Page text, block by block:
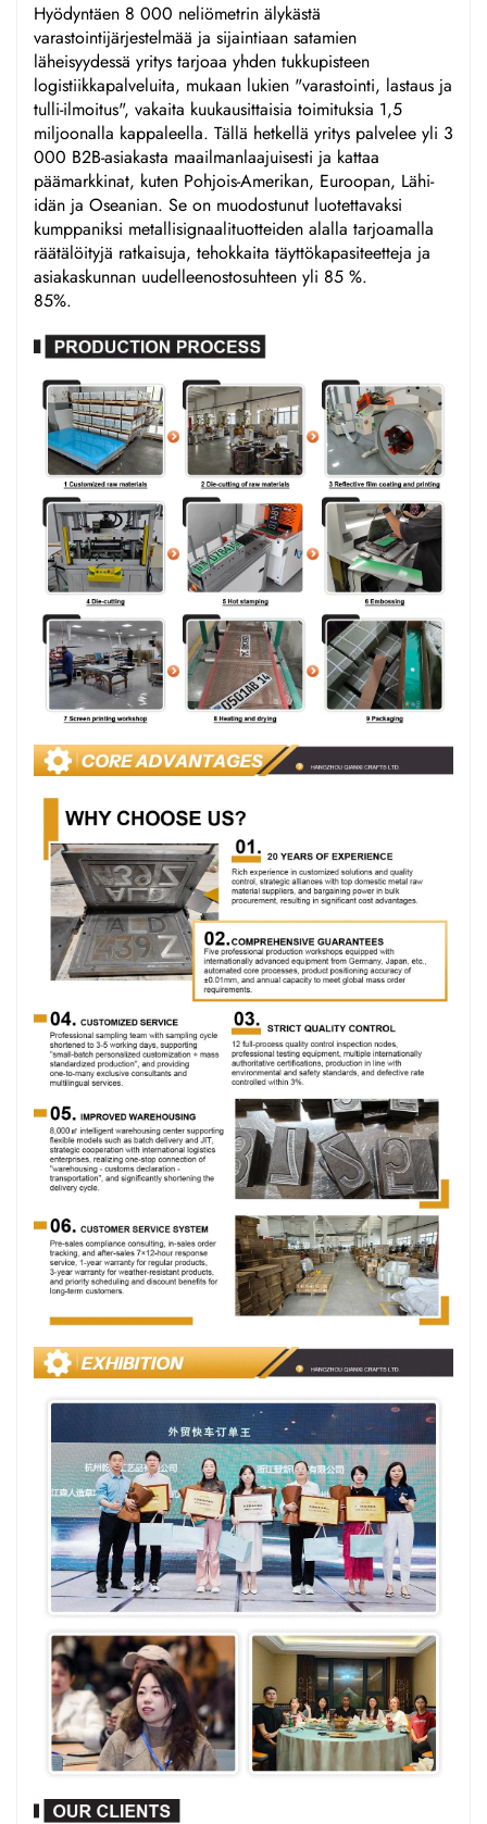
Hyödyntäen 8 000 neliömetrin älykästä
varastointijärjestelmää ja sijaintiaan satamien
läheisyydessä yritys tarjoaa yhden tukkupisteen
logistiikkapalveluita, mukaan lukien "varastointi, lastaus ja
tulli-ilmoitus", vakaita kuukausittaisia toimituksia 1,5
miljoonalla kappaleella. Tällä hetkellä yritys palvelee yli 3
000 B2B-asiakasta maailmanlaajuisesti ja kattaa
päämarkkinat, kuten Pohjois-Amerikan, Euroopan, Lähi-
idän ja Oseanian. Se on muodostunut luotettavaksi
kumppaniksi metallisignaalituotteiden alalla tarjoamalla
räätälöityjä ratkaisuja, tehokkaita täyttökapasiteetteja ja
asiakaskunnan uudelleenostosuhteen yli 85 %.
85%.